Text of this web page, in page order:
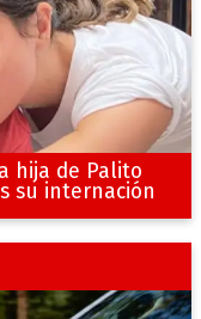
hija de Palito
su internación